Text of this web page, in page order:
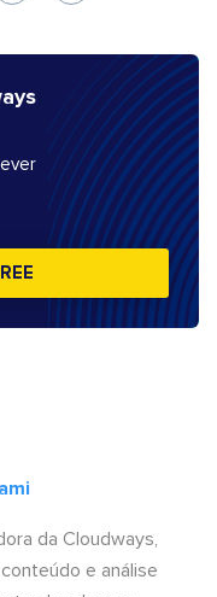
da Cloudways,
e análise